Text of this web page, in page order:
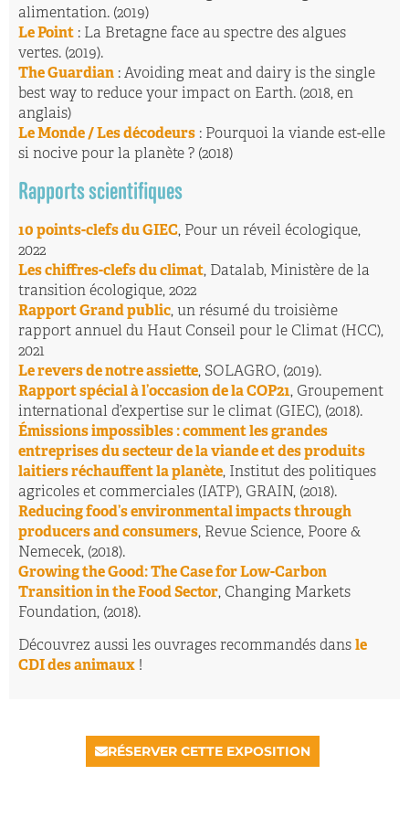
alimentation. (2019)
Le Point : La Bretagne face au spectre des algues
vertes. (2019).
The Guardian : Avoiding meat and dairy is the single
best way to reduce your impact on Earth. (2018, en
anglais)
Le Monde / Les décodeurs : Pourquoi la viande est-elle
si nocive pour la planète ? (2018)
Rapports scientifiques
10 points-clefs du GIEC, Pour un réveil écologique,
2022
Les chiffres-clefs du climat, Datalab, Ministère de la
transition écologique, 2022
Rapport Grand public, un résumé du troisième
rapport annuel du Haut Conseil pour le Climat (HCC),
2021
Le revers de notre assiette, SOLAGRO, (2019).
Rapport spécial à l’occasion de la COP21, Groupement
international d’expertise sur le climat (GIEC), (2018).
Émissions impossibles : comment les grandes
entreprises du secteur de la viande et des produits
laitiers réchauffent la planète, Institut des politiques
agricoles et commerciales (IATP), GRAIN, (2018).
Reducing food’s environmental impacts through
producers and consumers, Revue Science, Poore &
Nemecek, (2018).
Growing the Good: The Case for Low-Carbon
Transition in the Food Sector, Changing Markets
Foundation, (2018).
Découvrez aussi les ouvrages recommandés dans le
CDI des animaux !
RÉSERVER CETTE EXPOSITION